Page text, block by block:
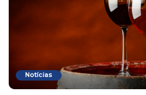
Notícias